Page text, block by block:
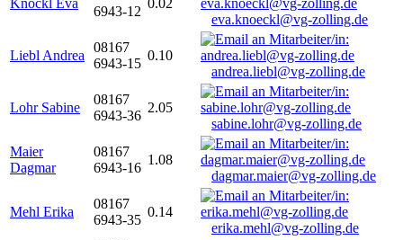
Knöckl Eva
6943-12
0.02
eva.knoeckl@vg-zolling.de
Liebl Andrea
08167
6943-15
0.10
andrea.liebl@vg-zolling.de
Lohr Sabine
08167
6943-36
2.05
sabine.lohr@vg-zolling.de
Maier
Dagmar
08167
6943-16
1.08
dagmar.maier@vg-zolling.de
Mehl Erika
08167
6943-35
0.14
erika.mehl@vg-zolling.de